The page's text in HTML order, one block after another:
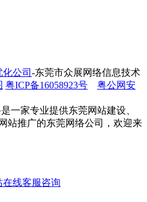
公司 -东莞市众展网络信息技术
粤ICP备16058923号
粤公网安
一家专业提供东莞网站建设、
站推广的东莞网络公司，欢迎来
咨询